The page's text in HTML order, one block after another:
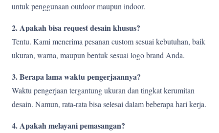
untuk penggunaan outdoor maupun indoor.
2. Apakah bisa request desain khusus?
Tentu. Kami menerima pesanan custom sesuai kebutuhan, baik
ukuran, warna, maupun bentuk sesuai logo brand Anda.
3. Berapa lama waktu pengerjaannya?
Waktu pengerjaan tergantung ukuran dan tingkat kerumitan
desain. Namun, rata-rata bisa selesai dalam beberapa hari kerja.
4. Apakah melayani pemasangan?